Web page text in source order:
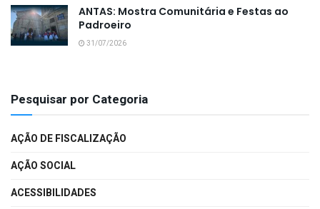
ANTAS: Mostra Comunitária e Festas ao
Padroeiro
31/07/2026
Pesquisar por Categoria
AÇÃO DE FISCALIZAÇÃO
AÇÃO SOCIAL
ACESSIBILIDADES